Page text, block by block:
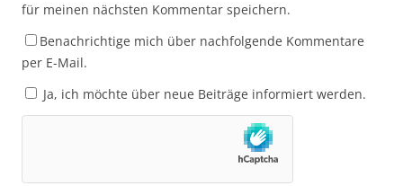
für meinen nächsten Kommentar speichern.
Benachrichtige mich über nachfolgende Kommentare
per E-Mail.
Ja, ich möchte über neue Beiträge informiert werden.